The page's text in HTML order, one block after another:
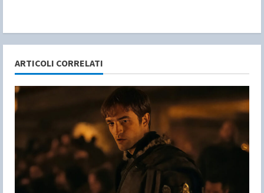
n
u
e
a
d
ARTICOLI CORRELATI